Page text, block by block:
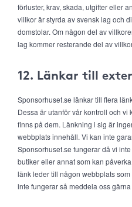
förluster, krav, skada, utgifter eller
villkor är styrda av svensk lag och
domstolar. Om någon del av
lag kommer resterande del av
12. Länkar till
Sponsorhuset.se länkar till flera
Dessa är utanför vår kontroll och vi
finns på dem. Länkning i sig är
webbplats innehåll. Vi kan inte
Sponsorhuset.se fungerar då vi
butiker eller annat som kan
länk leder till någon webbplats
inte fungerar så meddela oss